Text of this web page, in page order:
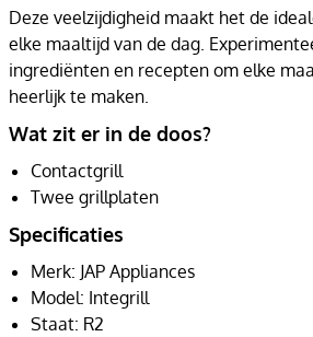
Deze veelzijdigheid maakt het de
elke maaltijd van de dag.
ingrediënten en recepten om elke
heerlijk te maken.
Wat zit er in de doos?
Contactgrill
Twee grillplaten
Specificaties
Merk: JAP Appliances
Model: Integrill
Staat: R2